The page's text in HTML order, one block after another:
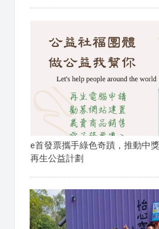
e首發票攜手綠色奇蹟，推動中
再生公益計劃